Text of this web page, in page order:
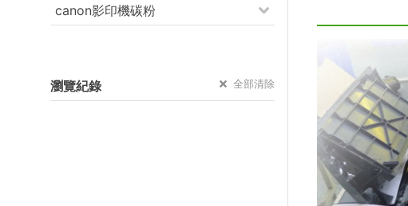
canon影印機碳粉
瀏覽紀錄 全部清除